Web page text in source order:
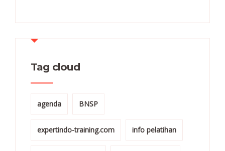
Tag cloud
agenda BNSP
expertindo-training.com info pelatihan